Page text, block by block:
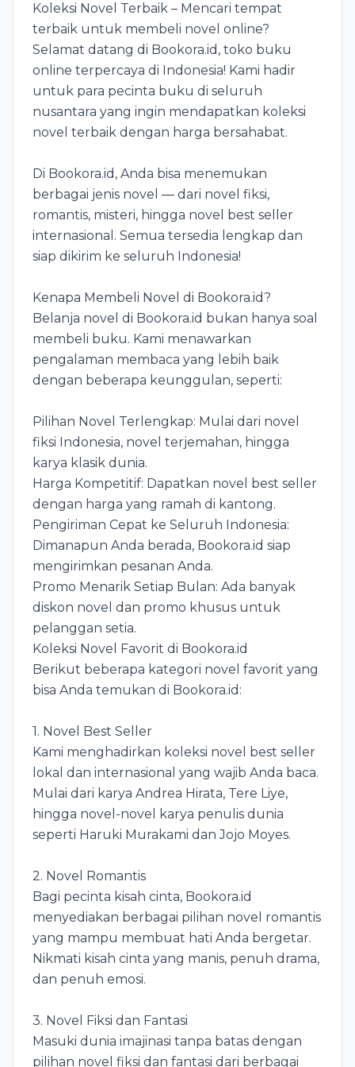
Koleksi Novel Terbaik – Mencari tempat
terbaik untuk membeli novel online?
Selamat datang di Bookora.id, toko buku
online terpercaya di Indonesia! Kami hadir
untuk para pecinta buku di seluruh
nusantara yang ingin mendapatkan koleksi
novel terbaik dengan harga bersahabat.
Di Bookora.id, Anda bisa menemukan
berbagai jenis novel — dari novel fiksi,
romantis, misteri, hingga novel best seller
internasional. Semua tersedia lengkap dan
siap dikirim ke seluruh Indonesia!
Kenapa Membeli Novel di Bookora.id?
Belanja novel di Bookora.id bukan hanya soal
membeli buku. Kami menawarkan
pengalaman membaca yang lebih baik
dengan beberapa keunggulan, seperti:
Pilihan Novel Terlengkap: Mulai dari novel
fiksi Indonesia, novel terjemahan, hingga
karya klasik dunia.
Harga Kompetitif: Dapatkan novel best seller
dengan harga yang ramah di kantong.
Pengiriman Cepat ke Seluruh Indonesia:
Dimanapun Anda berada, Bookora.id siap
mengirimkan pesanan Anda.
Promo Menarik Setiap Bulan: Ada banyak
diskon novel dan promo khusus untuk
pelanggan setia.
Koleksi Novel Favorit di Bookora.id
Berikut beberapa kategori novel favorit yang
bisa Anda temukan di Bookora.id:
1. Novel Best Seller
Kami menghadirkan koleksi novel best seller
lokal dan internasional yang wajib Anda baca.
Mulai dari karya Andrea Hirata, Tere Liye,
hingga novel-novel karya penulis dunia
seperti Haruki Murakami dan Jojo Moyes.
2. Novel Romantis
Bagi pecinta kisah cinta, Bookora.id
menyediakan berbagai pilihan novel romantis
yang mampu membuat hati Anda bergetar.
Nikmati kisah cinta yang manis, penuh drama,
dan penuh emosi.
3. Novel Fiksi dan Fantasi
Masuki dunia imajinasi tanpa batas dengan
pilihan novel fiksi dan fantasi dari berbagai